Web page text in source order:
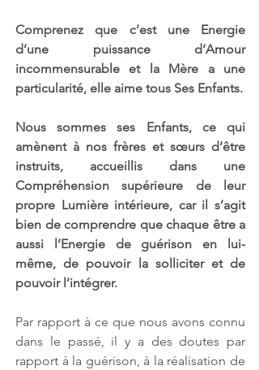
Comprenez que c’est une Energie
d’une puissance d’Amour
incommensurable et la Mère a une
Nous sommes ses Enfants, ce qui
amènent à nos frères et sœurs d’être
instruits, accueillis dans une
Compréhension supérieure de leur
propre Lumière intérieure, car il s’agit
bien de comprendre que chaque être a
aussi l’Energie de guérison en lui-
même, de pouvoir la solliciter et de
pouvoir l’intégrer.
Par rapport à ce que nous avons connu
dans le passé, il y a des doutes par
rapport à la guérison, à la réalisation de